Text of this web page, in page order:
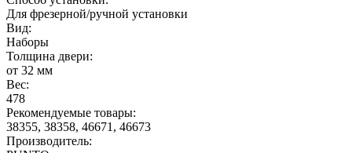
Для фрезерной/ручной установки
Вид:
Наборы
Толщина двери:
от 32 мм
Вес:
478
Рекомендуемые товары:
38355, 38358, 46671, 46673
Производитель: